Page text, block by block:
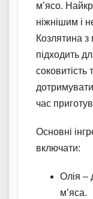
м’ясо.
ніжнішим і
Козлятина
підходить
соковитість
час
Основні
включати:
Олія –
м’яса.